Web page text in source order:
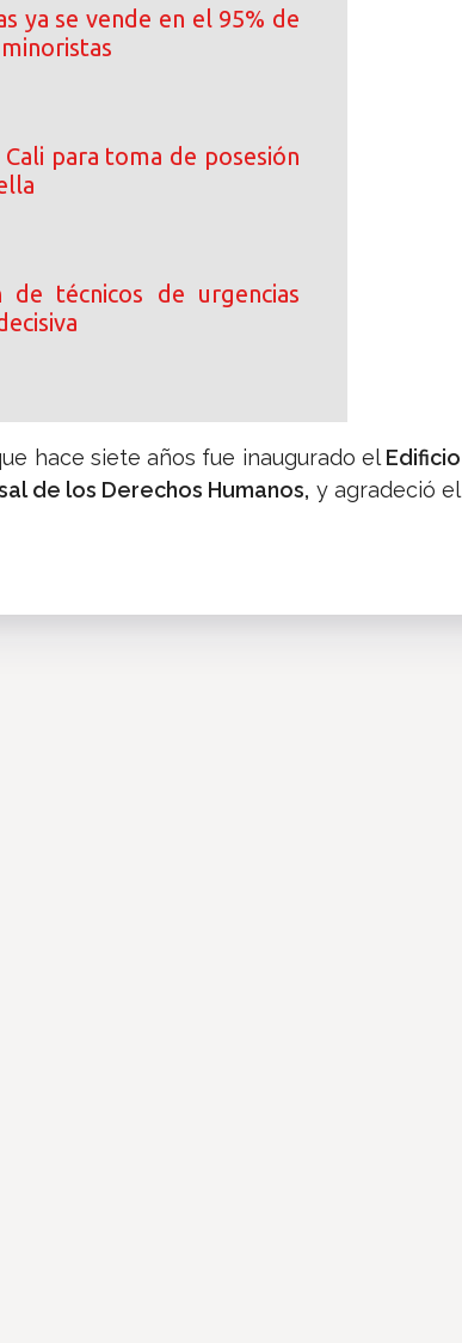
ya se vende en el 95% de
para toma de posesión
de técnicos de urgencias
hace siete años fue inaugurado elEdificio
de los Derechos Humanos, y agradeció el